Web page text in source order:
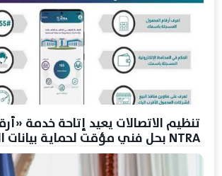
NTRA بحل فني مؤقت لحماية بيانات المستخدمين